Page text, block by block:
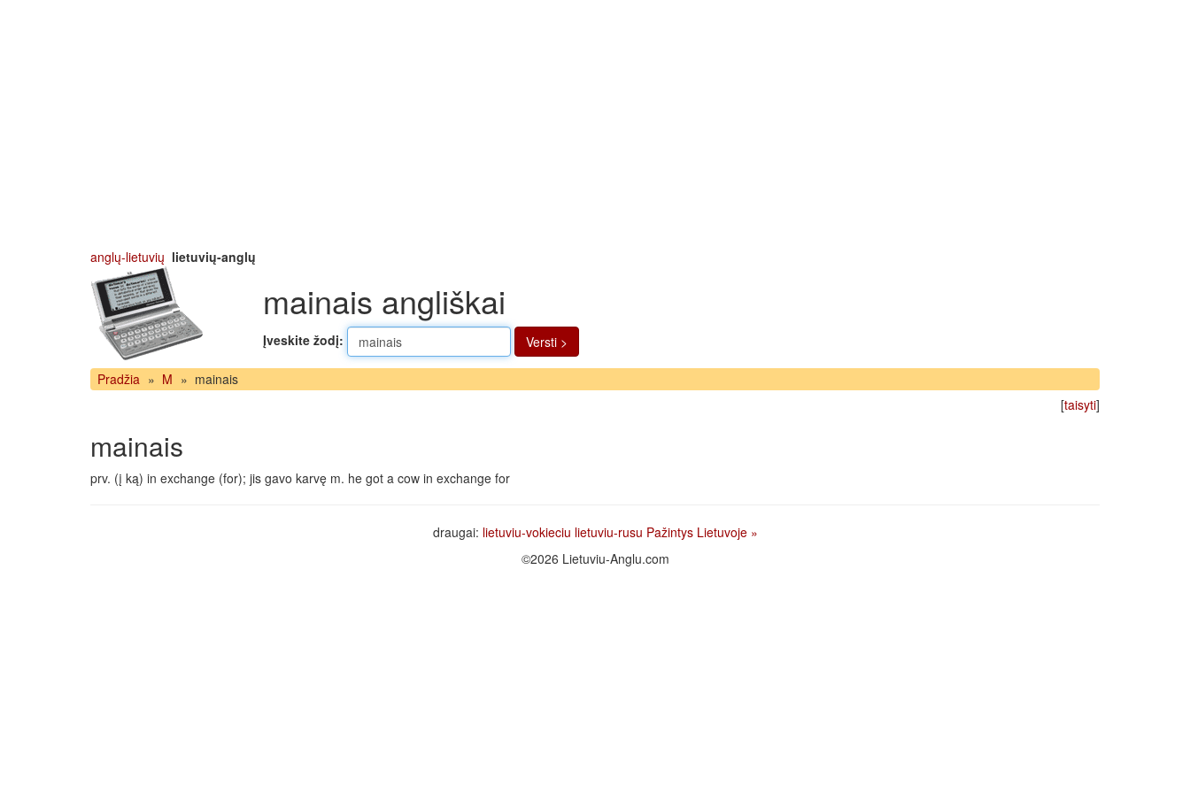
anglų-lietuvių lietuvių-anglų
mainais angliškai
Įveskite žodį: Versti >
Pradžia » M » mainais
[taisyti]
mainais
prv. (į ką) in exchange (for); jis gavo karvę m. he got a cow in exchange for
draugai: lietuviu-vokieciu lietuviu-rusu Pažintys Lietuvoje »
©2026 Lietuviu-Anglu.com